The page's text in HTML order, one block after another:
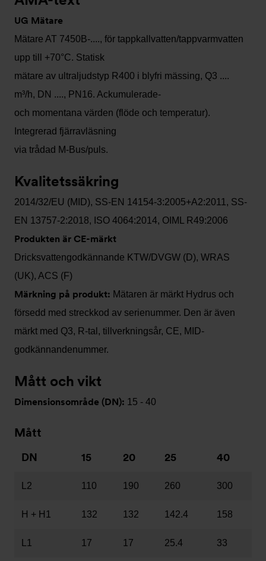
UG Mätare
Mätare AT 7450B-...., för tappkallvatten/tappvarmvatten
upp till +70°C. Statisk
mätare av ultraljudstyp R400 i blyfri mässing, Q3 ....
m³/h, DN ...., PN16. Ackumulerade-
och momentana värden (flöde och temperatur).
Integrerad fjärravläsning
via trådad M-Bus/puls.
Kvalitetssäkring
2014/32/EU (MID), SS-EN 14154-3:2005+A2:2011, SS-
EN 13757-2:2018, ISO 4064:2014, OIML R49:2006
Produkten är CE-märkt
Dricksvattengodkännande KTW/DVGW (D), WRAS
(UK), ACS (F)
Märkning på produkt: Mätaren är märkt Hydrus och
försedd med streckkod av serienummer. Den är även
märkt med Q3, R-tal, tillverkningsår, CE, MID-
godkännandenummer.
Mått och vikt
Dimensionsområde (DN): 15 - 40
Mått
DN 15 20 25 40
L2 110 190 260 300
H + H1 132 132 142.4 158
L1 17 17 25.4 33